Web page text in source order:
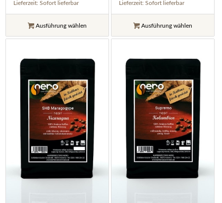
Lieferzeit:Sofort lieferbar
Ausführung wählen
Lieferzeit: Sofort lieferbar
Ausführung wählen